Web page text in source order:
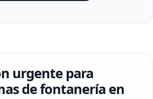
urgente para
de fontanería en